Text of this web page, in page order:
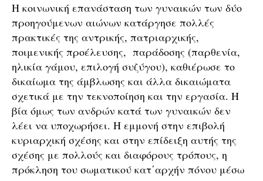
Η κοινωνική επανάσταση των γυναικών των δύο
προηγούμενων αιώνων κατάργησε πολλές
πρακτικές της αντρικής, πατριαρχικής,
ποιμενικής προέλευσης, παράδοσης (παρθενία,
ηλικία γάμου, επιλογή συζύγου), καθιέρωσε το
δικαίωμα της άμβλωσης και άλλα δικαιώματα
σχετικά με την τεκνοποίηση και την εργασία. Η
βία όμως των ανδρών κατά των γυναικών δεν
λέει να υποχωρήσει. Η εμμονή στην επιβολή
κυριαρχική σχέσης και στην επίδειξη αυτής της
σχέσης με πολλούς και διαφόρους τρόπους, η
πρόκληση του σωματικού κατ΄αρχήν πόνου μέσω